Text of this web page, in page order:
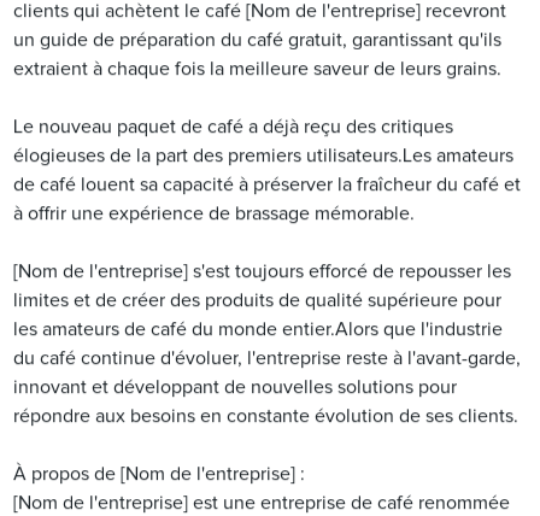
clients qui achètent le café [Nom de l'entreprise] recevront
un guide de préparation du café gratuit, garantissant qu'ils
extraient à chaque fois la meilleure saveur de leurs grains.
Le nouveau paquet de café a déjà reçu des critiques
élogieuses de la part des premiers utilisateurs.Les amateurs
de café louent sa capacité à préserver la fraîcheur du café et
à offrir une expérience de brassage mémorable.
[Nom de l'entreprise] s'est toujours efforcé de repousser les
limites et de créer des produits de qualité supérieure pour
les amateurs de café du monde entier.Alors que l'industrie
du café continue d'évoluer, l'entreprise reste à l'avant-garde,
innovant et développant de nouvelles solutions pour
répondre aux besoins en constante évolution de ses clients.
À propos de [Nom de l'entreprise] :
[Nom de l'entreprise] est une entreprise de café renommée